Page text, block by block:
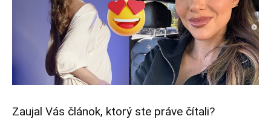
Zaujal Vás článok, ktorý ste práve čítali?